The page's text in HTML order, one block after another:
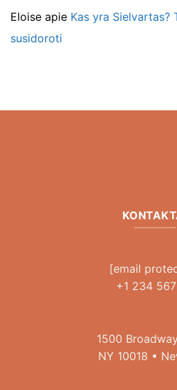
Eloise apie Kas yra Sielvartas?
susidoroti
[email
+1 234
1500
NY 10018 •